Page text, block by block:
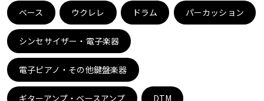
管楽器
ベース ウクレレ ドラム パーカッション
シンセサイザー・電子楽器
電子ピアノ・その他鍵盤楽器
ギターアンプ・ベースアンプ DTM